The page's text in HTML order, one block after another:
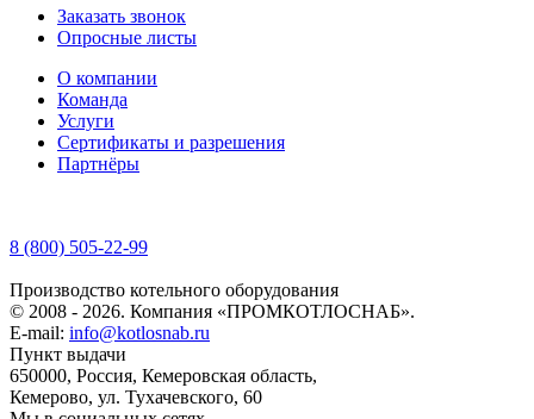
Заказать звонок
Опросные листы
О компании
Команда
Услуги
Сертификаты и разрешения
Партнёры
8 (800) 505-22-99
Производство котельного оборудования
© 2008 - 2026. Компания «ПРОМКОТЛОСНАБ».
E-mail: info@kotlosnab.ru
Пункт выдачи
650000, Россия, Кемеровская область,
Кемерово, ул. Тухачевского, 60